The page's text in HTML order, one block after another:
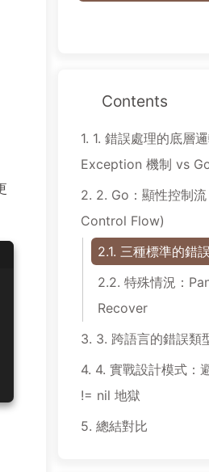
Contents
1. 1. 錯誤處理的底層邏
Exception 機制 vs
2. 2. Go：顯性控制
Control Flow)
2.1. 三種標準的錯
2.2. 特殊情況：
Recover
3. 3. 跨語言的錯誤類
4. 4. 實戰設計模式：
!= nil 地獄
5. 總結對比